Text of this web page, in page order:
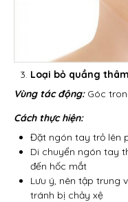
Loại bỏ quầng
Vùng tác động:Góc
Cách thực hiện:
Đặt ngón tay trỏ lên
Di chuyển ngón tay
đến hốc mắt
Lưu ý, nên tập trung
tránh bị chảy xệ